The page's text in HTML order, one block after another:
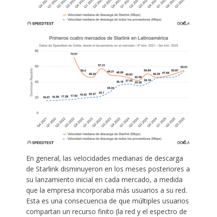
En general, las velocidades medianas de descarga
de Starlink disminuyeron en los meses posteriores a
su lanzamiento inicial en cada mercado, a medida
que la empresa incorporaba más usuarios a su red.
Esta es una consecuencia de que múltiples usuarios
compartan un recurso finito (la red y el espectro de